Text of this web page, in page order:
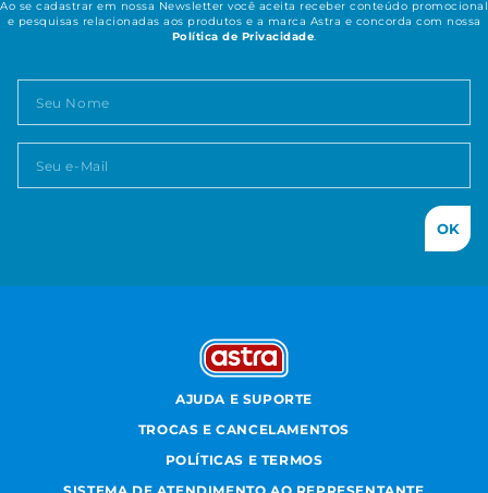
Ao se cadastrar em nossa Newsletter você aceita receber conteúdo promocional
e pesquisas relacionadas aos produtos e a marca Astra e concorda com nossa
Política de Privacidade.
OK
AJUDA E SUPORTE
TROCAS E CANCELAMENTOS
POLÍTICAS E TERMOS